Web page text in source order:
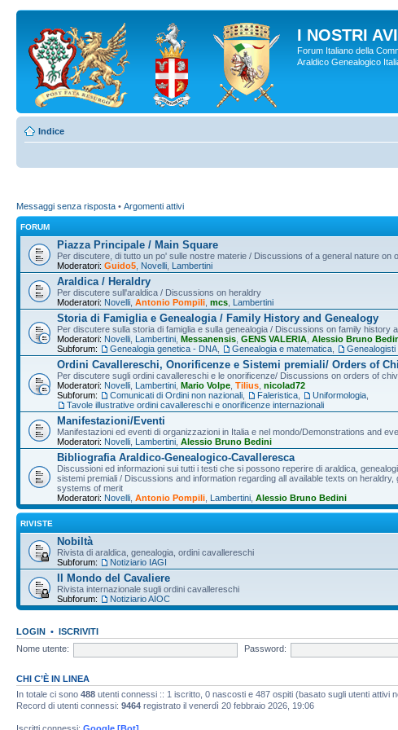
I NOSTRI AVI
Forum Italiano della
Araldico Genealogico
Indice
Messaggi senza risposta • Argomenti attivi
FORUM
Piazza Principale / Main Square
Per discutere, di tutto un po' sulle nostre materie / Discussions of a general nature on
Moderatori: Guido5 Novelli Lambertini
Araldica / Heraldry
Per discutere sull'araldica / Discussions on heraldry
Moderatori: Novelli Antonio Pompili mcs Lambertini
Storia di Famiglia e Genealogia / Family History and Genealogy
Per discutere sulla storia di famiglia e sulla genealogia / Discussions on family history
Moderatori: Novelli Lambertini Messanensis GENS VALERIA Alessio Bruno
Subforum:
Genealogia genetica - DNA Genealogia e matematica
Ordini Cavallereschi, Onorificenze e Sistemi premiali/ Orders of
Per discutere sugli ordini cavallereschi e le onorificenze/ Discussions on orders of
Moderatori: Novelli Lambertini Mario Volpe Tilius nicolad72
Subforum:
Comunicati di Ordini non nazionali Faleristica Uniformologia
Tavole illustrative ordini cavallereschi e onorificenze internazionali
Manifestazioni/Eventi
Manifestazioni ed eventi di organizzazioni in Italia e nel mondo/Demonstrations and
Moderatori: Novelli Lambertini Alessio Bruno Bedini
Bibliografia Araldico-Genealogico-Cavalleresca
Discussioni ed informazioni sui tutti i testi che si possono reperire di araldica,
sistemi premiali / Discussions and information regarding all available texts on
systems of merit
Moderatori: Novelli Antonio Pompili Lambertini Alessio Bruno Bedini
RIVISTE
Nobiltà
Rivista di araldica, genealogia, ordini cavallereschi
Subforum:
Notiziario IAGI
Il Mondo del Cavaliere
Rivista internazionale sugli ordini cavallereschi
Subforum:
Notiziario AIOC
LOGIN • ISCRIVITI
Nome utente:
Password:
CHI C’È IN LINEA
In totale ci sono 488 utenti connessi :: 1 iscritto, 0 nascosti e 487 ospiti (basato sugli utenti attivi
Record di utenti connessi: 9464 registrato il venerdì 20 febbraio 2026, 19:06
Iscritti connessi: Google [Bot]